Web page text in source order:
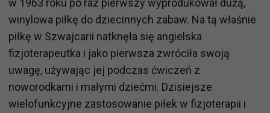
winylowa piłkę do dziecinnych zabaw. Na tą właśnie
piłkę w Szwajcarii natknęła się angielska
fizjoterapeutka i jako pierwsza zwróciła swoją
uwagę, używając jej podczas ćwiczeń z
noworodkami i małymi dziećmi. Dzisiejsze
wielofunkcyjne zastosowanie piłek w fizjoterapii i